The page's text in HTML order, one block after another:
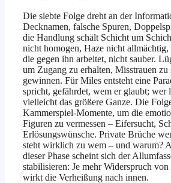
Die siebte Folge dreht an der
Decknamen, falsche Spuren,
die Handlung schält Schicht um
nicht homogen, Haze nicht
die gegen ihn arbeitet, nicht sauber.
um Zugang zu erhalten, Misstrauen zu
gewinnen. Für Miles entsteht eine
spricht, gefährdet, wem er glaubt; wer
vielleicht das größere Ganze. Die
Kammerspiel-Momente, um die
Figuren zu vermessen – Eifersucht,
Erlösungswünsche. Private Brüche
steht wirklich zu wem – und warum?
dieser Phase scheint sich der
stabilisieren: Je mehr Widerspruch von
wirkt die Verheißung nach innen.